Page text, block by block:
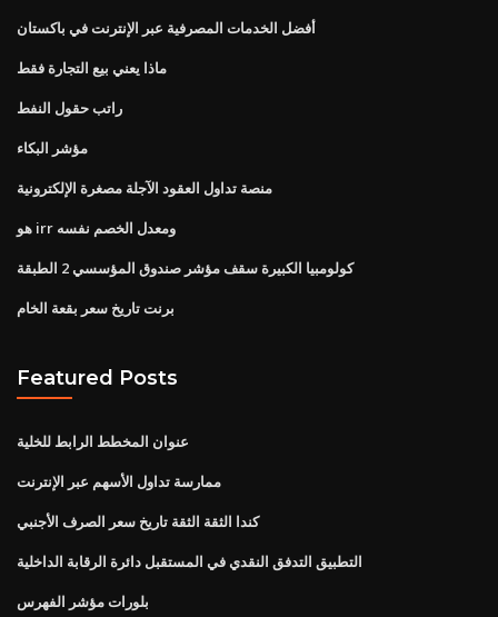
أفضل الخدمات المصرفية عبر الإنترنت في باكستان
ماذا يعني بيع التجارة فقط
راتب حقول النفط
مؤشر البكاء
منصة تداول العقود الآجلة مصغرة الإلكترونية
هو irr ومعدل الخصم نفسه
كولومبيا الكبيرة سقف مؤشر صندوق المؤسسي 2 الطبقة
برنت تاريخ سعر بقعة الخام
Featured Posts
عنوان المخطط الرابط للخلية
ممارسة تداول الأسهم عبر الإنترنت
كندا الثقة الثقة تاريخ سعر الصرف الأجنبي
التطبيق التدفق النقدي في المستقبل دائرة الرقابة الداخلية
بلورات مؤشر الفهرس